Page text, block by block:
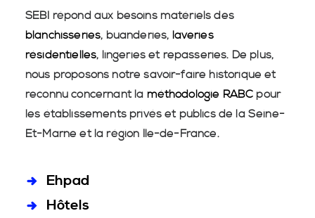
SEBI répond aux besoins matériels des
blanchisseries, buanderies, laveries
résidentielles, lingeries et repasseries. De plus,
nous proposons notre savoir-faire historique et
reconnu concernant la méthodologie RABC pour
les établissements privés et publics de la Seine-
Et-Marne et la région Île-de-France.
Ehpad
Hôtels